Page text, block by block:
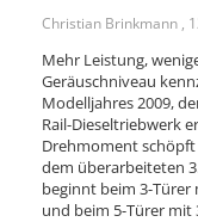
Christian Brinkmann ,
Mehr Leistung,
Geräuschniveau
Modelljahres 2009,
Rail-Dieseltriebwerk
Drehmoment
dem überarbeiteten
beginnt beim 3-Türer
und beim 5-Türer mit